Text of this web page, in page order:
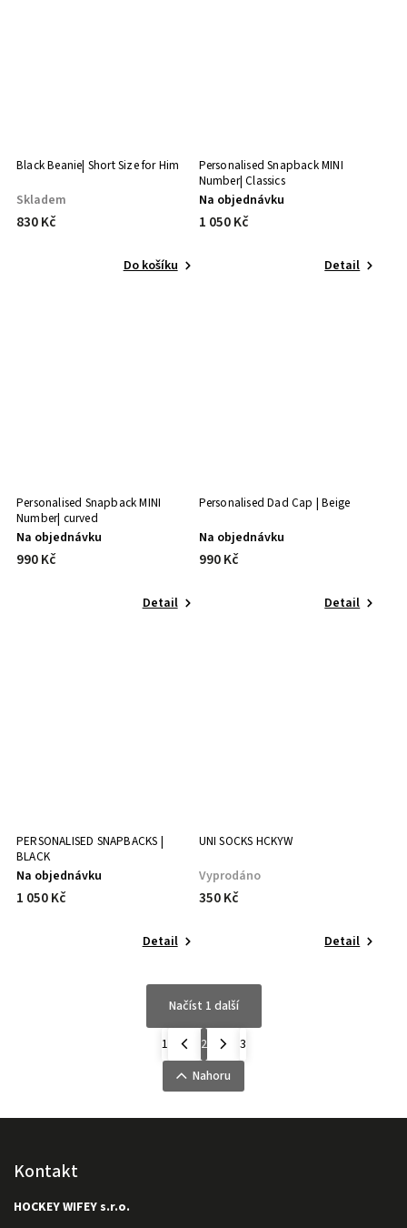
Black Beanie| Short Size for Him
Skladem
830 Kč
Do košíku
Personalised Snapback MINI
Number| Classics
Na objednávku
1 050 Kč
Detail
Personalised Snapback MINI
Number| curved
Na objednávku
990 Kč
Detail
Personalised Dad Cap | Beige
Na objednávku
990 Kč
Detail
PERSONALISED SNAPBACKS |
BLACK
Na objednávku
1 050 Kč
Detail
UNI SOCKS HCKYW
Vyprodáno
350 Kč
Detail
Načíst 1 další
1 2
3
Nahoru
Kontakt
HOCKEY WIFEY s.r.o.